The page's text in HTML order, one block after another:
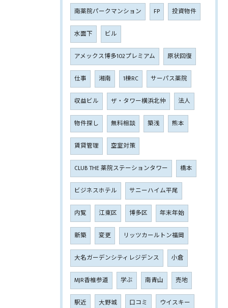
南薬院パークマンション FP 投資物件
水面下 ビル
アメックス博多102プレミアム 原状回復
仕事 湘南 1棟RC サーパス薬院
収益ビル ザ・タワー横浜北仲 法人
物件探し 無料相談 築浅 熊本
賃貸管理 空室対策
CLUB THE 薬院ステーションタワー 橋本
ビジネスホテル サニーハイム平尾
内覧 江東区 博多区 年末年始
新築 変更 リッツカールトン福岡
大名ガーデンシティレジデンス 小倉
MJR香椎参道 学ぶ 南青山 売地
駅近 大野城 口コミ ウイスキー